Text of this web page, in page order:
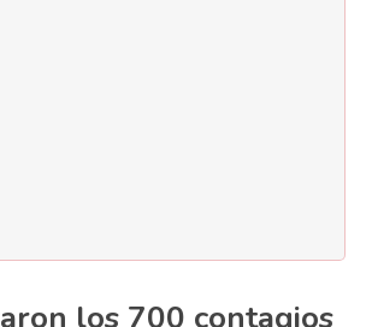
los 700 contagios